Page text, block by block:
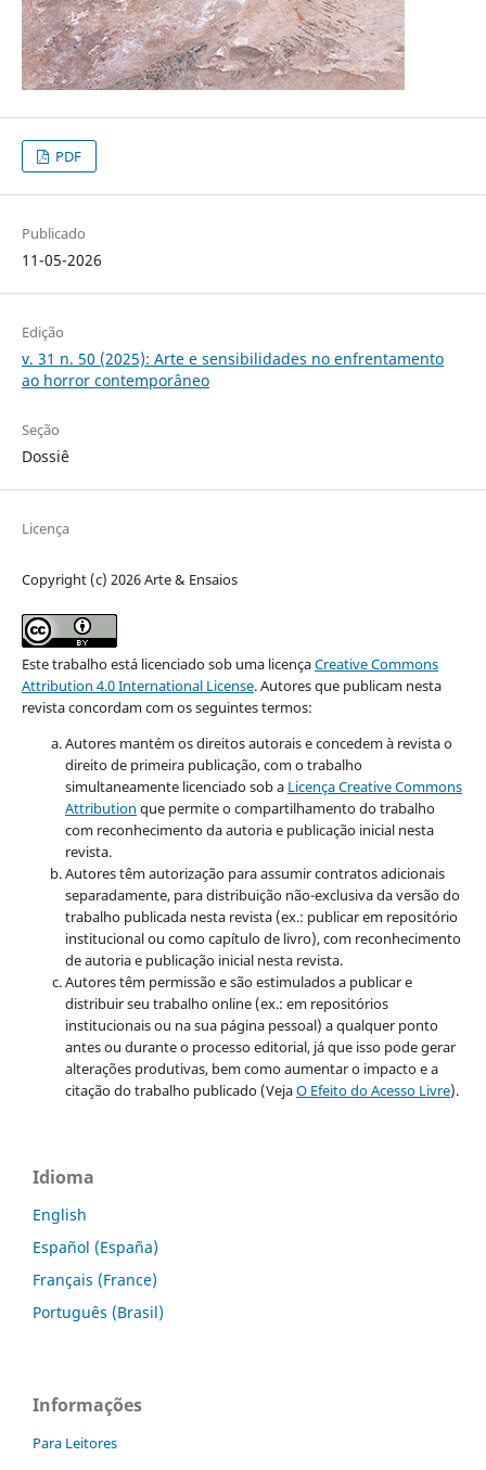
PDF
Publicado
11-05-2026
Edição
v. 31 n. 50 (2025): Arte e sensibilidades no enfrentamento
ao horror contemporâneo
Seção
Dossiê
Licença
Copyright (c) 2026 Arte & Ensaios
Este trabalho está licenciado sob uma licençaCreative Commons
Attribution 4.0 International License.Autores que publicam nesta
revista concordam com os seguintes termos:
Autores mantém os direitos autorais e concedem à revista o
direito de primeira publicação, com o trabalho
simultaneamente licenciado sob a Licença Creative Commons
Attribution que permite o compartilhamento do trabalho
com reconhecimento da autoria e publicação inicial nesta
revista.
Autores têm autorização para assumir contratos adicionais
separadamente, para distribuição não-exclusiva da versão do
trabalho publicada nesta revista (ex.: publicar em repositório
institucional ou como capítulo de livro), com reconhecimento
de autoria e publicação inicial nesta revista.
Autores têm permissão e são estimulados a publicar e
distribuir seu trabalho online (ex.: em repositórios
institucionais ou na sua página pessoal) a qualquer ponto
antes ou durante o processo editorial, já que isso pode gerar
alterações produtivas, bem como aumentar o impacto e a
citação do trabalho publicado (VejaO Efeito do Acesso Livre).
Idioma
English
Español (España)
Français (France)
Português (Brasil)
Informações
Para Leitores